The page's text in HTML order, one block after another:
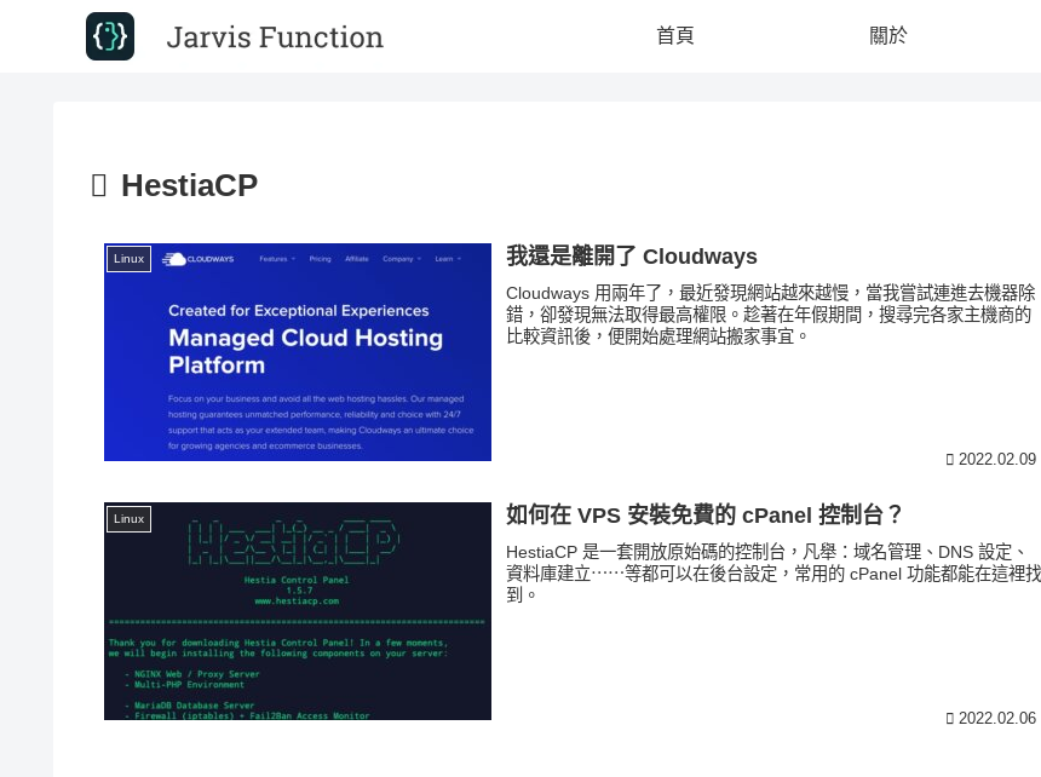
首頁 關於
HestiaCP
Linux 我還是離開了 Cloudways
Cloudways 用兩年了，最近發現網站越來越慢，當我嘗試連進去機器除
錯，卻發現無法取得最高權限。趁著在年假期間，搜尋完各家主機商的
比較資訊後，便開始處理網站搬家事宜。
2022.02.09
Linux 如何在 VPS 安裝免費的 cPanel 控制台？
HestiaCP 是一套開放原始碼的控制台，凡舉：域名管理、DNS 設定、
資料庫建立⋯⋯等都可以在後台設定，常用的 cPanel 功能都能在這裡找
到。
2022.02.06